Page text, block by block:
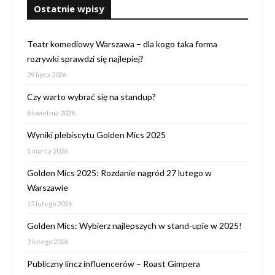
Ostatnie wpisy
Teatr komediowy Warszawa – dla kogo taka forma
rozrywki sprawdzi się najlepiej?
29 lipca 2026
Czy warto wybrać się na standup?
6 kwietnia 2026
Wyniki plebiscytu Golden Mics 2025
1 marca 2026
Golden Mics 2025: Rozdanie nagród 27 lutego w
Warszawie
15 lutego 2026
Golden Mics: Wybierz najlepszych w stand-upie w 2025!
2 lutego 2026
Publiczny lincz influencerów – Roast Gimpera